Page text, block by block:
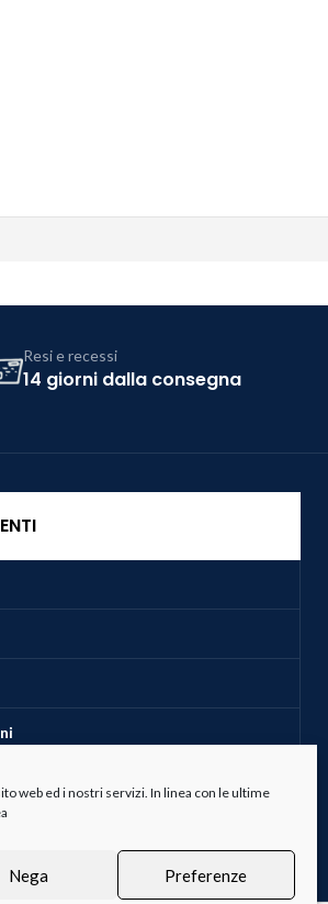
web ed i nostri servizi. In linea con le ultime
Nega Preferenze
Resi e recessi
14 giorni dalla consegna